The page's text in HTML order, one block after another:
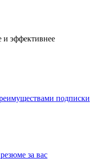
и эффективнее
подписки
за вас